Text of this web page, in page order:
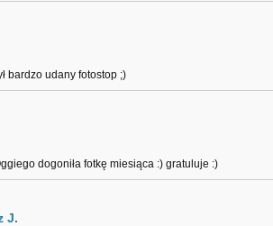
bardzo udany fotostop ;)
dogoniła fotkę miesiąca :) gratuluje :)
J.